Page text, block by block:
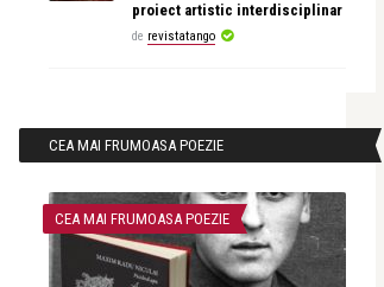
proiect artistic interdisciplinar
de revistatango
CEA MAI FRUMOASA POEZIE
CEA MAI FRUMOASA POEZIE